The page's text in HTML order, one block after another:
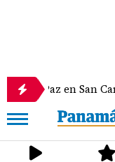
Paz en San Carlos